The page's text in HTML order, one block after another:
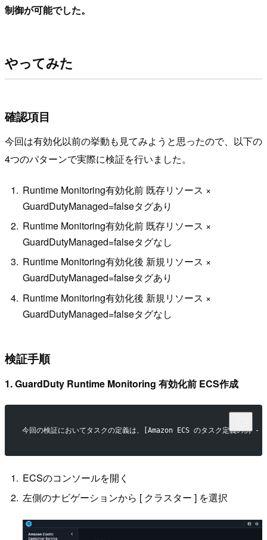
制御が可能でした。
やってみた
確認項目
今回は有効化以前の挙動も見てみようと思ったので、以下の
4つのパターンで実際に検証を行いました。
Runtime Monitoring有効化前 既存リソース ×
GuardDutyManaged=falseタグあり
Runtime Monitoring有効化前 既存リソース ×
GuardDutyManaged=falseタグなし
Runtime Monitoring有効化後 新規リソース ×
GuardDutyManaged=falseタグあり
Runtime Monitoring有効化後 新規リソース ×
GuardDutyManaged=falseタグなし
検証手順
1. GuardDuty Runtime Monitoring 有効化前 ECS作成
今回の検証においてタスクの定義は、[Amazon ECS のタスク
ECSのコンソールを開く
左側のナビゲーションから [ クラスター ] を選択